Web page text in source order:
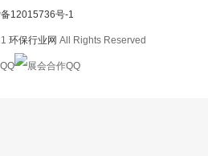
12015736号-1
环保行业网 All Rights Reserved